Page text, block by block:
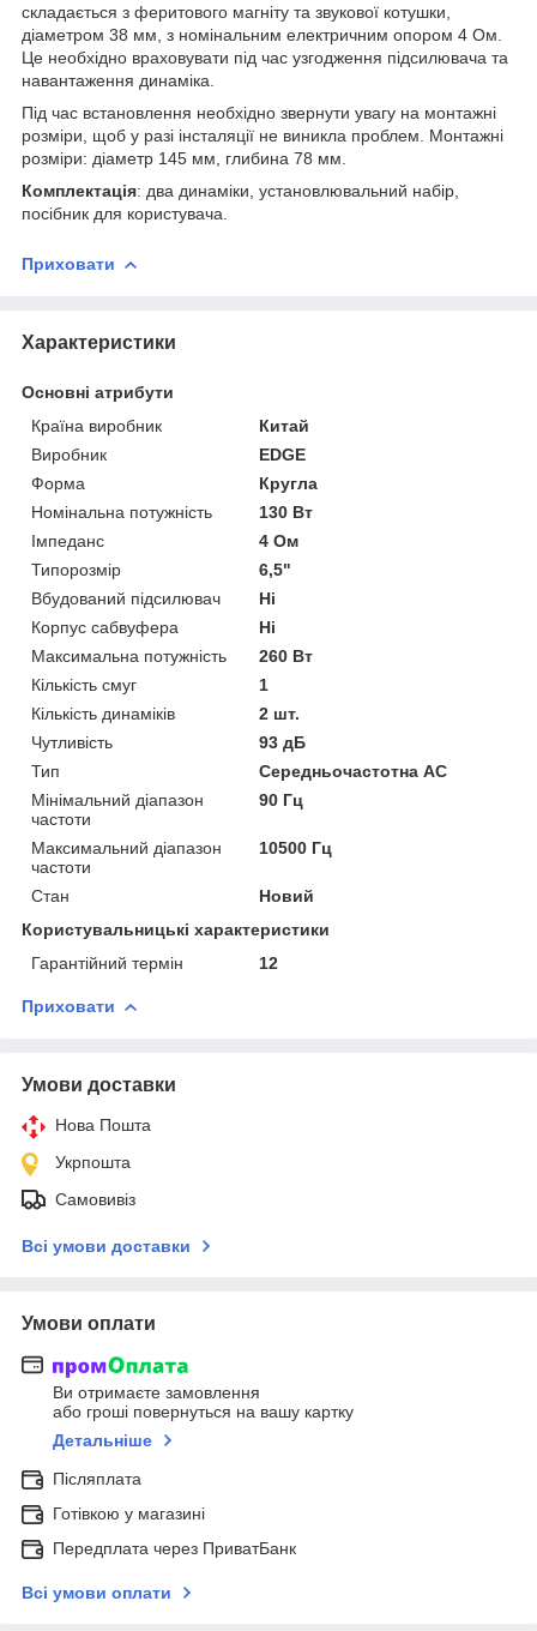
складається з феритового магніту та звукової котушки,
діаметром 38 мм, з номінальним електричним опором 4 Ом.
Це необхідно враховувати під час узгодження підсилювача та
навантаження динаміка.
Під час встановлення необхідно звернути увагу на монтажні
розміри, щоб у разі інсталяції не виникла проблем. Монтажні
розміри: діаметр 145 мм, глибина 78 мм.
Комплектація: два динаміки, установлювальний набір,
посібник для користувача.
Приховати
Характеристики
Основні атрибути
Країна виробник
Китай
Виробник
EDGE
Форма
Кругла
Номінальна потужність
130 Вт
Імпеданс
4 Ом
Типорозмір
6,5"
Вбудований підсилювач
Ні
Корпус сабвуфера
Ні
Максимальна потужність
260 Вт
Кількість смуг
1
Кількість динаміків
2 шт.
Чутливість
93 дБ
Тип
Середньочастотна АС
Мінімальний діапазон
частоти
90 Гц
Максимальний діапазон
частоти
10500 Гц
Стан
Новий
Користувальницькі характеристики
Гарантійний термін
12
Приховати
Умови доставки
Нова Пошта
Укрпошта
Самовивіз
Всі умови доставки
Умови оплати
Ви отримаєте замовлення
або гроші повернуться на вашу картку
Детальніше
Післяплата
Готівкою у магазині
Передплата через ПриватБанк
Всі умови оплати